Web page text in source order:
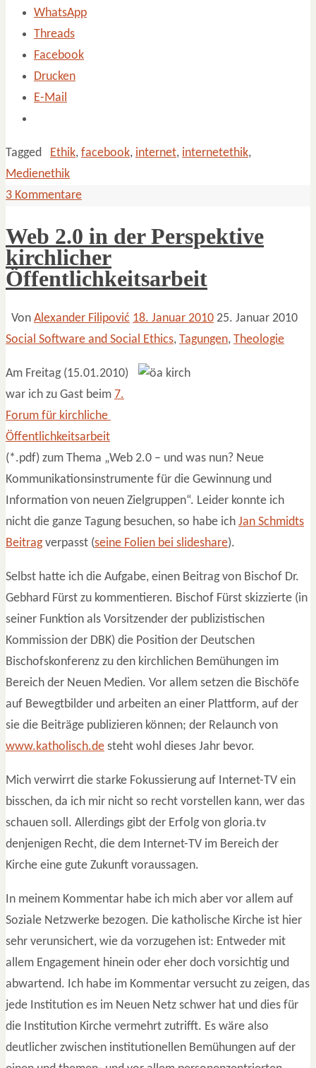
WhatsApp
Threads
Facebook
Drucken
E-Mail
Tagged Ethik, facebook, internet, internetethik,
Medienethik
3 Kommentare
Web 2.0 in der Perspektive
kirchlicher
Öffentlichkeitsarbeit
Von Alexander Filipović 18. Januar 2010 25. Januar 2010
Social Software and Social Ethics, Tagungen, Theologie
Am Freitag (15.01.2010)
war ich zu Gast beim 7.
Forum für kirchliche
Öffentlichkeitsarbeit
(*.pdf) zum Thema „Web 2.0 – und was nun? Neue
Kommunikationsinstrumente für die Gewinnung und
Information von neuen Zielgruppen“. Leider konnte ich
nicht die ganze Tagung besuchen, so habe ich Jan Schmidts
Beitragverpasst (seine Folien bei slideshare).
Selbst hatte ich die Aufgabe, einen Beitrag von Bischof Dr.
Gebhard Fürst zu kommentieren. Bischof Fürst skizzierte (in
seiner Funktion als Vorsitzender der publizistischen
Kommission der DBK) die Position der Deutschen
Bischofskonferenz zu den kirchlichen Bemühungen im
Bereich der Neuen Medien. Vor allem setzen die Bischöfe
auf Bewegtbilder und arbeiten an einer Plattform, auf der
sie die Beiträge publizieren können; der Relaunch von
www.katholisch.de steht wohl dieses Jahr bevor.
Mich verwirrt die starke Fokussierung auf Internet-TV ein
bisschen, da ich mir nicht so recht vorstellen kann, wer das
schauen soll. Allerdings gibt der Erfolg von gloria.tv
denjenigen Recht, die dem Internet-TV im Bereich der
Kirche eine gute Zukunft voraussagen.
In meinem Kommentar habe ich mich aber vor allem auf
Soziale Netzwerke bezogen. Die katholische Kirche ist hier
sehr verunsichert, wie da vorzugehen ist: Entweder mit
allem Engagement hinein oder eher doch vorsichtig und
abwartend. Ich habe im Kommentar versucht zu zeigen, das
jede Institution es im Neuen Netz schwer hat und dies für
die Institution Kirche vermehrt zutrifft. Es wäre also
deutlicher zwischen institutionellen Bemühungen auf der